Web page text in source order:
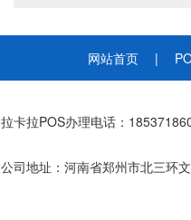
网站首页 |
拉卡拉POS办理电话：
公司地址：河南省郑州市北三环